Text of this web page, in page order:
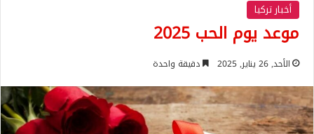
أخبار تركيا
موعد يوم الحب 2025
الأحد, 26 يناير, 2025 دقيقة واحدة